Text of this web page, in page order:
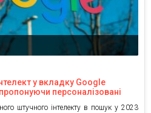
у вкладку Google
персоналізовані
штучного інтелекту в пошук у 2023